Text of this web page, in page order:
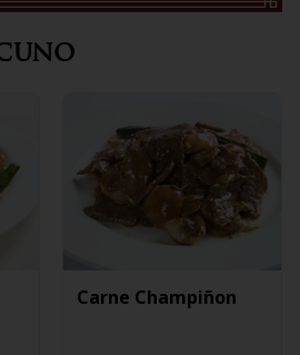
Carne Champiñon